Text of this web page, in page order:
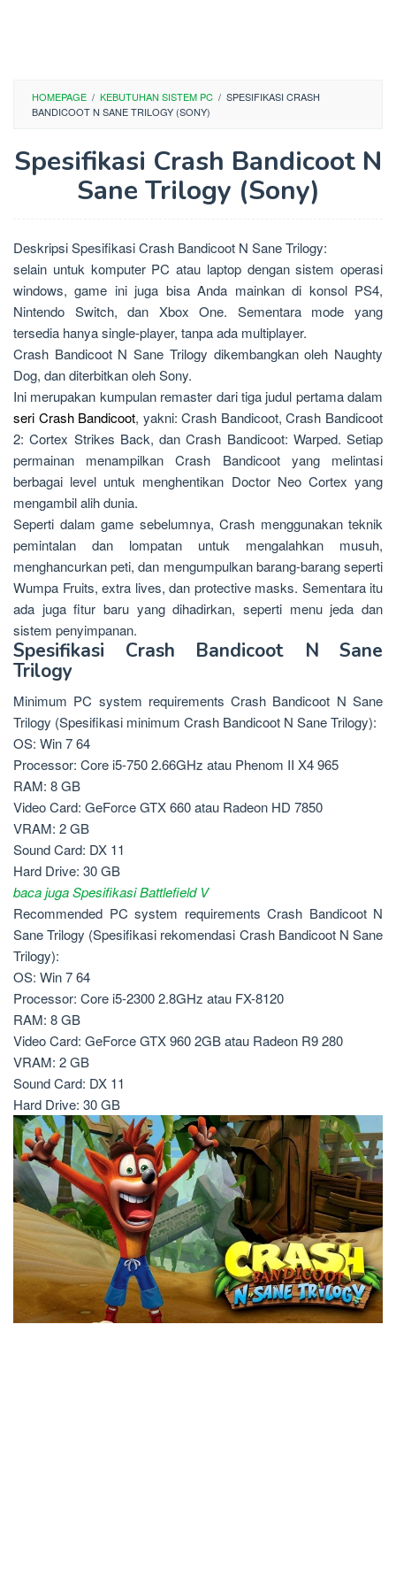
HOMEPAGE / KEBUTUHAN SISTEM PC / SPESIFIKASI CRASH
BANDICOOT N SANE TRILOGY (SONY)
Spesifikasi Crash Bandicoot N
Sane Trilogy (Sony)
Deskripsi Spesifikasi Crash Bandicoot N Sane Trilogy:
selain untuk komputer PC atau laptop dengan sistem operasi
windows, game ini juga bisa Anda mainkan di konsol PS4,
Nintendo Switch, dan Xbox One. Sementara mode yang
tersedia hanya single-player, tanpa ada multiplayer.
Crash Bandicoot N Sane Trilogy dikembangkan oleh Naughty
Dog, dan diterbitkan oleh Sony.
Ini merupakan kumpulan remaster dari tiga judul pertama dalam
seri Crash Bandicoot, yakni: Crash Bandicoot, Crash Bandicoot
2: Cortex Strikes Back, dan Crash Bandicoot: Warped. Setiap
permainan menampilkan Crash Bandicoot yang melintasi
berbagai level untuk menghentikan Doctor Neo Cortex yang
mengambil alih dunia.
Seperti dalam game sebelumnya, Crash menggunakan teknik
pemintalan dan lompatan untuk mengalahkan musuh,
menghancurkan peti, dan mengumpulkan barang-barang seperti
Wumpa Fruits, extra lives, dan protective masks. Sementara itu
ada juga fitur baru yang dihadirkan, seperti menu jeda dan
sistem penyimpanan.
Spesifikasi Crash Bandicoot N Sane
Trilogy
Minimum PC system requirements Crash Bandicoot N Sane
Trilogy (Spesifikasi minimum Crash Bandicoot N Sane Trilogy):
OS: Win 7 64
Processor: Core i5-750 2.66GHz atau Phenom II X4 965
RAM: 8 GB
Video Card: GeForce GTX 660 atau Radeon HD 7850
VRAM: 2 GB
Sound Card: DX 11
Hard Drive: 30 GB
baca juga Spesifikasi Battlefield V
Recommended PC system requirements Crash Bandicoot N
Sane Trilogy (Spesifikasi rekomendasi Crash Bandicoot N Sane
Trilogy):
OS: Win 7 64
Processor: Core i5-2300 2.8GHz atau FX-8120
RAM: 8 GB
Video Card: GeForce GTX 960 2GB atau Radeon R9 280
VRAM: 2 GB
Sound Card: DX 11
Hard Drive: 30 GB